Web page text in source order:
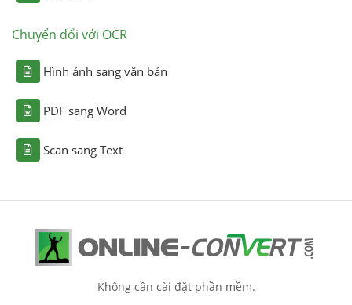
Chuyển đổi với OCR
Hình ảnh sang văn bản
PDF sang Word
Scan sang Text
Không cần cài đặt phần mềm.